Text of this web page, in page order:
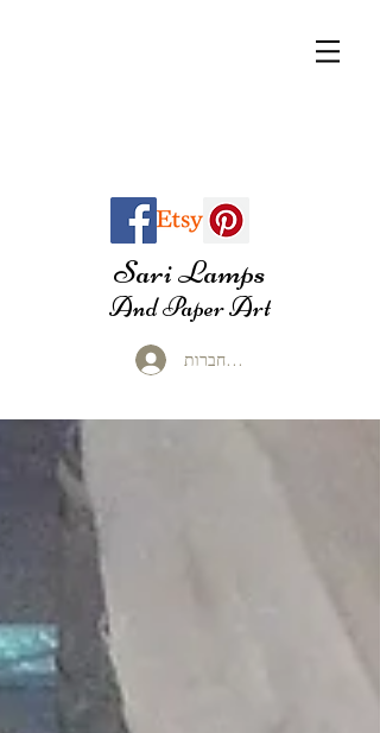
Sari Lamps
And Paper Art
להתחברות